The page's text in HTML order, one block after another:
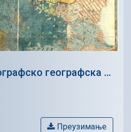
Историјско етнографско географска мапа Срба и српских (југословенских) земаља у Турској и Аустрији
Преузимање